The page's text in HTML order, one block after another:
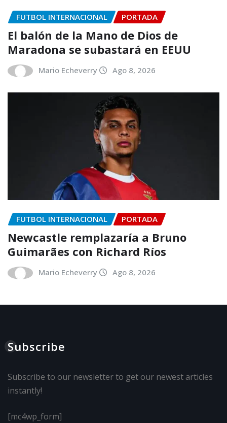
FUTBOL INTERNACIONAL PORTADA
El balón de la Mano de Dios de
Maradona se subastará en EEUU
Mario Echeverry Ago 8, 2026
FUTBOL INTERNACIONAL PORTADA
Newcastle remplazaría a Bruno
Guimarães con Richard Ríos
Mario Echeverry Ago 8, 2026
Subscribe
Subscribe to our newsletter to get our newest articles
instantly!
[mc4wp_form]